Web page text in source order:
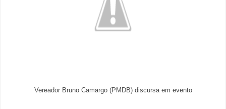
Vereador Bruno Camargo (PMDB) discursa em evento